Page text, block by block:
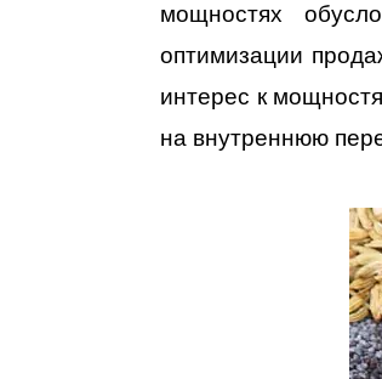
мощностях
оптимизации
интерес к
на внутреннюю